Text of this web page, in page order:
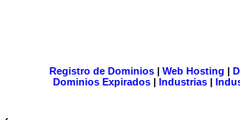
Registro de Dominios| Web Hosting |
Dominios Expirados | Industrias |